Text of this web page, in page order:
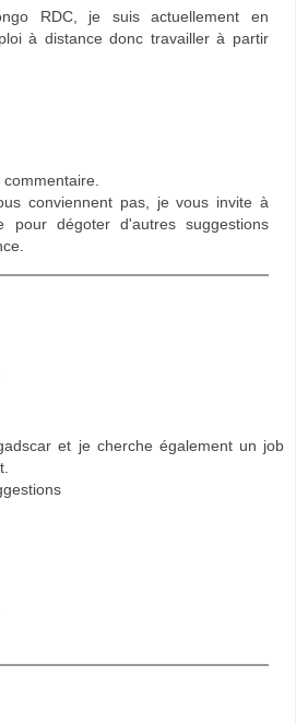
RDC, je suis actuellement en
à distance donc travailler à partir
conviennent pas, je vous invite à
pour dégoter d'autres suggestions
et je cherche également un job